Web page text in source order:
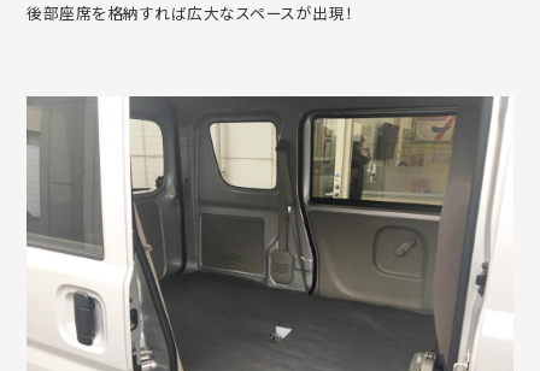
後部座席を格納すれば広大なスペースが出現！